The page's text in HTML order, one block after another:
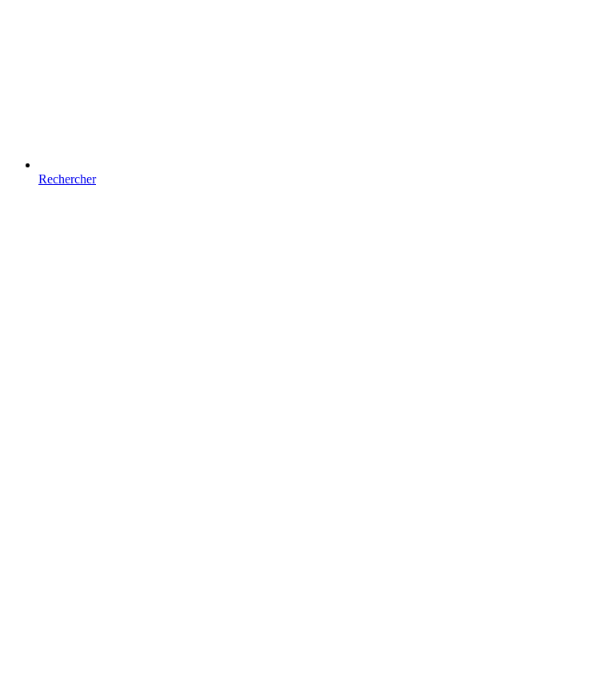
Rechercher